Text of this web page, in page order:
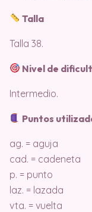
Talla
Talla 38.
Nivel de
Intermedio.
Puntos
ag. = aguja
cad. = cadeneta
p. = punto
laz. = lazada
vta. = vuelta